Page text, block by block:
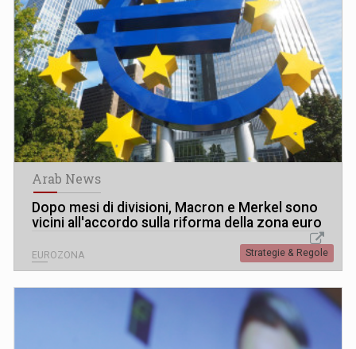
Arab News
Dopo mesi di divisioni, Macron e Merkel sono
vicini all'accordo sulla riforma della zona euro
EUROZONA Strategie & Regole